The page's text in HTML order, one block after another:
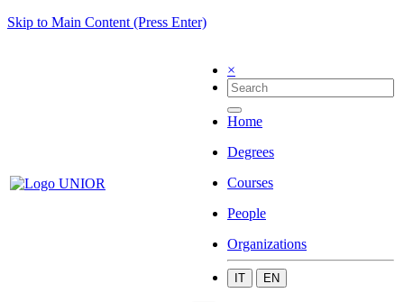
Skip to Main Content (Press Enter)
×
Home
Degrees
Courses
People
Organizations
IT EN